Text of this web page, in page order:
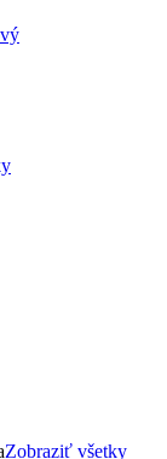
Zobraziť všetky